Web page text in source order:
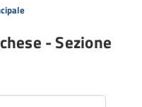
- Sezione